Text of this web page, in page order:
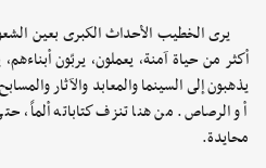
يرى الخطيب الأحداث الكبرى بعين
أكثر من حياة آمنة، يعملون، يربّون
يذهبون إلى السينما والمعابد والآثار
أو الرصاص. من هنا تنزف كتاباته ألماً،
محايدة.